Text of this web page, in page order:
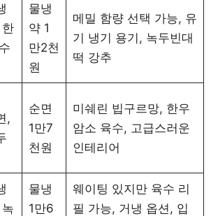
물냉
약 1
만2천
원
메밀 함량 선택 가능, 유
기 냉기 용기, 녹두빈대
떡 강추
,
순면
1만7
천원
미쉐린 빕구르망, 한우
암소 육수, 고급스러운
인테리어
물냉
1만6
웨이팅 있지만 육수 리
필 가능, 거냉 옵션, 입